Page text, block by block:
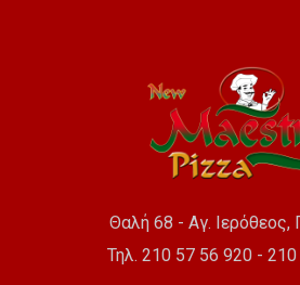
Θαλή 68 - Αγ. Ιερόθεος,
Τηλ. 210 57 56 920 -